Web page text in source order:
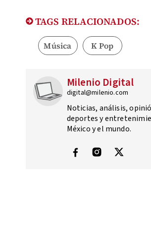
TAGS RELACIONADOS:
Música K Pop
Milenio Digital
digital@milenio.com
Noticias, análisis,
deportes y
México y el mundo.